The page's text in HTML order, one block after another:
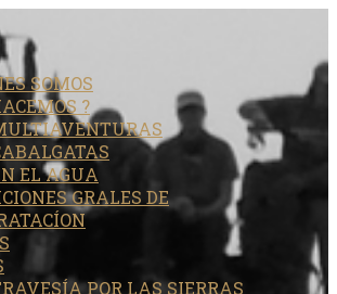
SOMOS
?
EL AGUA
GRALES DE
POR LAS SIERRAS